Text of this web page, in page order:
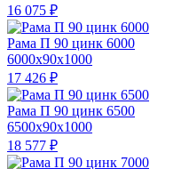
16 075 ₽
Рама П 90 цинк 6000
6000x90x1000
17 426 ₽
Рама П 90 цинк 6500
6500x90x1000
18 577 ₽